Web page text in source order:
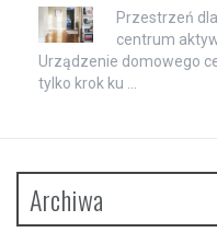
Przestrzeń
centrum
Urządzenie domowego
tylko krok ku …
Archiwa